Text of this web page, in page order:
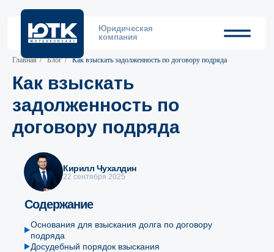
Юридическая
компания
Главная / Блог / Как взыскать задолженность по договору подряда
Как взыскать
задолженность по
договору подряда
Основания для взыскания долга по договору
подряда
Досудебный порядок взыскания
Содержание
Кирилл Чухалдин
22 сентября 2025